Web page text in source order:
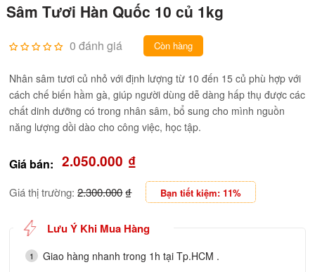
Sâm Tươi Hàn Quốc 10 củ 1kg
0 đánh giá Còn hàng
Nhân sâm tươi củ nhỏ với định lượng từ 10 đến 15 củ phù hợp với
cách chế biến hầm gà, giúp người dùng dễ dàng hấp thụ được các
chất dinh dưỡng có trong nhân sâm, bổ sung cho mình nguồn
năng lượng dồi dào cho công việc, học tập.
Giá bán: 2.050.000 ₫
Giá thị trường: 2.300.000₫ Bạn tiết kiệm: 11%
Lưu Ý Khi Mua Hàng
1 Giao hàng nhanh trong 1h tại Tp.HCM .